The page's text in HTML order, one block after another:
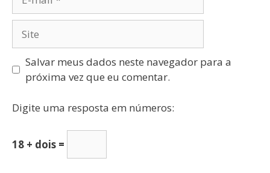
Salvar meus dados neste navegador para a
próxima vez que eu comentar.
Digite uma resposta em números:
18 + dois =